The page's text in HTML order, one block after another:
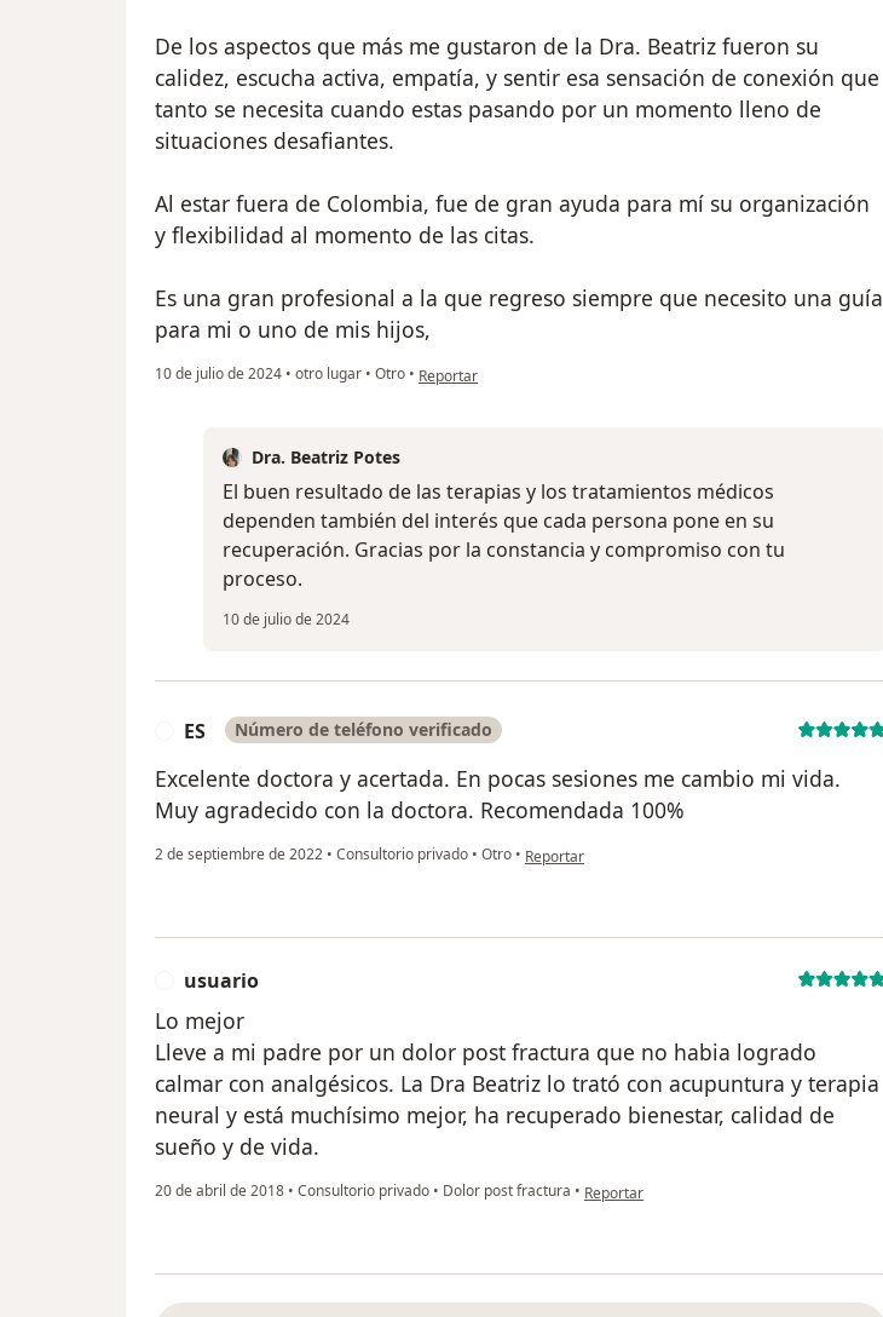
De los aspectos que más me gustaron de la Dra. Beatriz fueron su
calidez, escucha activa, empatía, y sentir esa sensación de conexión que
tanto se necesita cuando estas pasando por un momento lleno de
situaciones desafiantes.
Al estar fuera de Colombia, fue de gran ayuda para mí su organización
y flexibilidad al momento de las citas.
Es una gran profesional a la que regreso siempre que necesito una guía
para mi o uno de mis hijos,
10 de julio de 2024 • otro lugar • Otro • en opinión del usuario MR
Reportar
Dra. Beatriz Potes
El buen resultado de las terapias y los tratamientos médicos
dependen también del interés que cada persona pone en su
recuperación. Gracias por la constancia y compromiso con tu
proceso.
10 de julio de 2024
ES Número de teléfono verificado
Excelente doctora y acertada. En pocas sesiones me cambio mi vida.
Muy agradecido con la doctora. Recomendada 100%
2 de septiembre de 2022 • Consultorio privado • Otro • en opinión del usuario ES
Reportar
usuario
Lo mejor
Lleve a mi padre por un dolor post fractura que no habia logrado
calmar con analgésicos. La Dra Beatriz lo trató con acupuntura y terapia
neural y está muchísimo mejor, ha recuperado bienestar, calidad de
sueño y de vida.
20 de abril de 2018 • Consultorio privado • Dolor post fractura • en opinión del usuario usuario
Reportar